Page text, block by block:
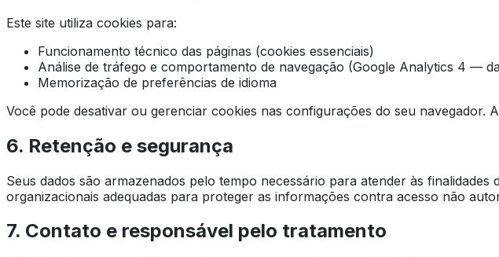
Este site utiliza cookies para:
Funcionamento técnico das páginas (cookies essenciais)
Análise de tráfego e comportamento de navegação (Google Analytics 4 —
Memorização de preferências de idioma
Você pode desativar ou gerenciar cookies nas configurações do seu navegador.
6. Retenção e segurança
Seus dados são armazenados pelo tempo necessário para atender às
organizacionais adequadas para proteger as informações contra acesso não
7. Contato e responsável pelo tratamento